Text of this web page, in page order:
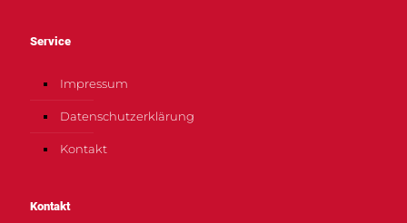
Service
Impressum
Datenschutzerklärung
Kontakt
Kontakt